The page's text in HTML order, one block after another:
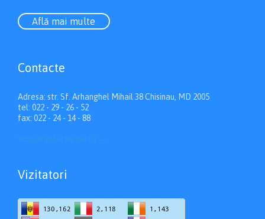
Află mai multe
Contacte
Adresa: str. Sf. Arhanghel Mihail 38 Chisinau, MD 2005
tel: 022 - 29 - 26 - 52
fax: 022 - 24 - 14 - 88
Vizitatori